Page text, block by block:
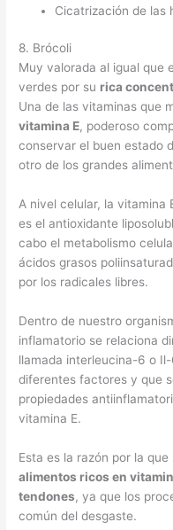
Cicatrización de las
8. Brócoli
Muy valorada al igual que
verdes por su rica
Una de las vitaminas que
vitamina E, poderoso
conservar el buen estado
otro de los grandes
A nivel celular, la vitamina
es el antioxidante
cabo el metabolismo
ácidos grasos
por los radicales libres.
Dentro de nuestro
inflamatorio se relaciona
llamada interleucina-6 o
diferentes factores y que
propiedades
vitamina E.
Esta es la razón por la
alimentos ricos en
tendones, ya que los
común del desgaste.